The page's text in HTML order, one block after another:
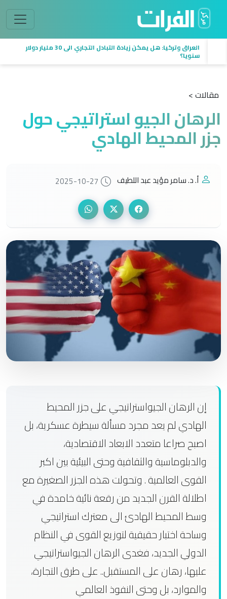
العراق وتركيا: هل يمكن زيادة التبادل التجاري الى 30 مليار دولار
سنويا؟
مقالات >
الرهان الجيو استراتيجي حول
جزر المحيط الهادي
أ. د. سامر مؤيد عبد اللطيف 2025-10-27
إن الرهان الجيواستراتيجي على جزر المحيط
الهادي لم يعد مجرد مسألة سيطرة عسكرية، بل
اصبح صراعا متعدد الابعاد الاقتصادية،
والدبلوماسية والثقافية وحتى البيئية بين اكبر
القوى العالمية . وتحولت هذه الجزر الصغيرة مع
اطلالة القرن الجديد من رقعة نائية خامدة في
وسط المحيط الهادئ الى معترك استراتيجي
وساحة اختبار حقيقية لتوزيع القوى في النظام
الدولي الجديد، فغدى الرهان الجيواستراتيجي
عليها، رهان على المستقبل.. على طرق التجارة،
والموارد، بل وحتى النفوذ العالمي